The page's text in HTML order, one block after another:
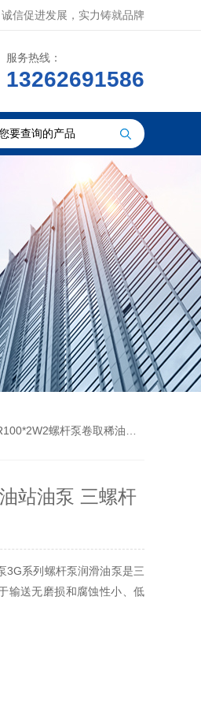
诚信促进发展，实力铸就品牌
服务热线：
13262691586
螺杆泵卷取稀油站油泵 三螺杆泵
站油泵 三螺杆
3G系列螺杆泵润滑油泵是三
输送无磨损和腐蚀性小、低